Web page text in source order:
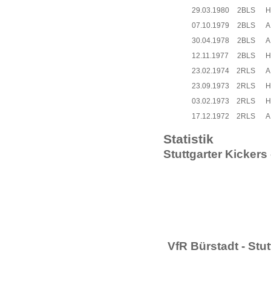
29.03.1980
2BLS
H
07.10.1979
2BLS
A
30.04.1978
2BLS
A
12.11.1977
2BLS
H
23.02.1974
2RLS
A
23.09.1973
2RLS
H
03.02.1973
2RLS
H
17.12.1972
2RLS A
Statistik
Stuttgarter Kickers
VfR Bürstadt -